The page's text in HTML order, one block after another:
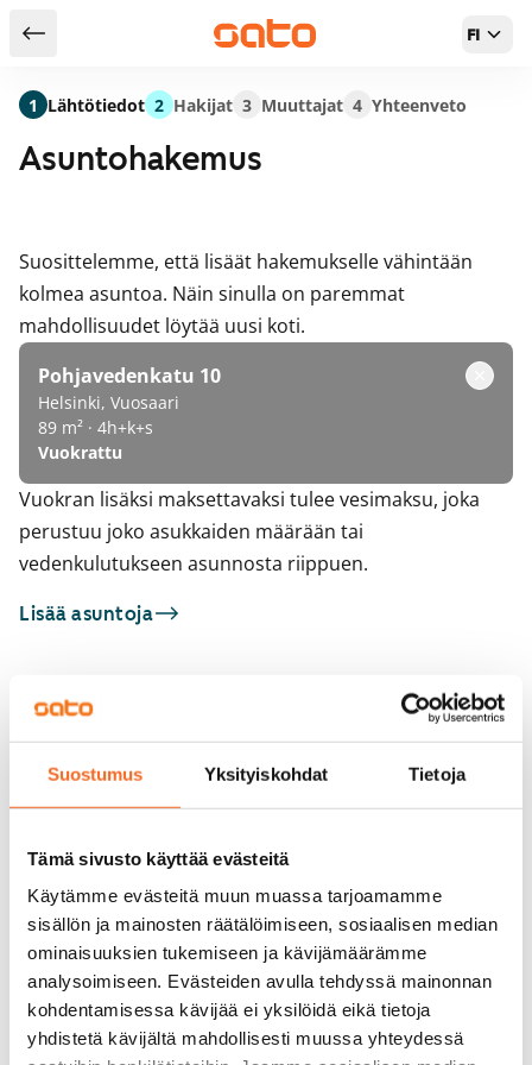
Suostumus Yksityiskohdat Tietoja
Tämä sivusto käyttää evästeitä
Käytämme evästeitä muun muassa tarjoamamme
sisällön ja mainosten räätälöimiseen, sosiaalisen median
ominaisuuksien tukemiseen ja kävijämäärämme
analysoimiseen. Evästeiden avulla tehdyssä mainonnan
kohdentamisessa kävijää ei yksilöidä eikä tietoja
yhdistetä kävijältä mahdollisesti muussa yhteydessä
Takaisin hakutuloksiin FI
Asuntohakemus
Suosittelemme, että lisäät hakemukselle vähintään
kolmea asuntoa. Näin sinulla on paremmat
mahdollisuudet löytää uusi koti.
Pohjavedenkatu 10
Helsinki, Vuosaari
89 m² · 4h+k+s
Vuokrattu
Vuokran lisäksi maksettavaksi tulee vesimaksu, joka
perustuu joko asukkaiden määrään tai
vedenkulutukseen asunnosta riippuen.
Lisää asuntoja
Sinua saattaisi kiinnostaa myös
1/9
ARA
Leikosaarentie 12
Helsinki, Vuosaari
Vapautumassa 1.9.
1/5
Helsinki, Itäkeskus
1 Lähtötiedot 2 Hakijat 3 Muuttajat 4 Yhteenveto